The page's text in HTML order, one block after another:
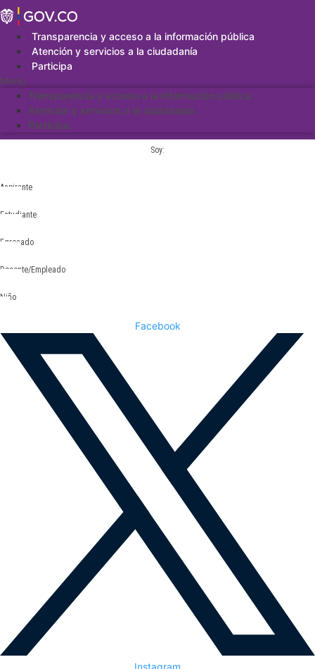
Saltar
al
contenidoTransparencia y acceso a la información pública
Atención y servicios a la ciudadanía
Participa
Menu
Transparencia y acceso a la información pública
Atención y servicios a la ciudadanía
Participa
Soy:
Aspirante
Estudiante
Egresado
Docente/Empleado
Niño
Facebook